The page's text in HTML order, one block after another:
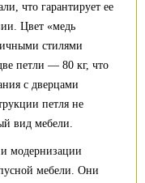
что гарантирует ее
Цвет «медь
стилями
петли — 80 кг, что
с дверцами
петля не
вид мебели.
модернизации
мебели. Они